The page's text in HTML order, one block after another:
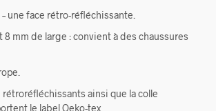
une face rétro-réfléchissante.
8 mm de large : convient à des chaussures
rétroréfléchissants ainsi que la colle
le label Oeko-tex